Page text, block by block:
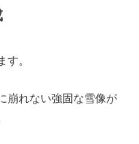
す。
崩れない強固な雪像が